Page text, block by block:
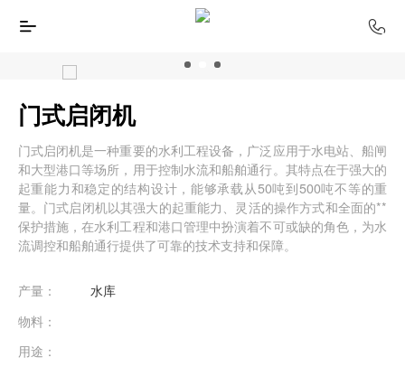
门式启闭机
门式启闭机是一种重要的水利工程设备，广泛应用于水电站、船闸
和大型港口等场所，用于控制水流和船舶通行。其特点在于强大的
起重能力和稳定的结构设计，能够承载从50吨到500吨不等的重
量。门式启闭机以其强大的起重能力、灵活的操作方式和全面的**
保护措施，在水利工程和港口管理中扮演着不可或缺的角色，为水
流调控和船舶通行提供了可靠的技术支持和保障。
产量：
水库
物料：
用途：